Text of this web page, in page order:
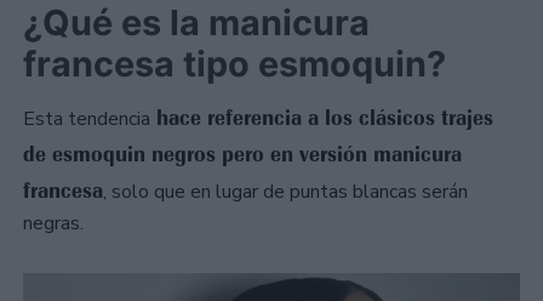
¿Qué es la manicura
francesa tipo esmoquin?
Esta tendencia hace referencia a los clásicos trajes
de esmoquin negros pero en versión manicura
francesa, solo que en lugar de puntas blancas serán
negras.